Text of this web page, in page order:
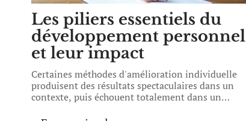
Les piliers essentiels du
développement personnel
et leur impact
Certaines méthodes d'amélioration individuelle
produisent des résultats spectaculaires dans un
contexte, puis échouent totalement dans un…